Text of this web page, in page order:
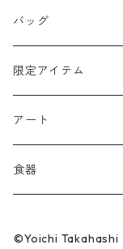
マスク
ビーニー / キャップ
日向小次郎
カール・ハインツ・
肖俊光
飛翔
缶バッジ
カーシェード
フォームローラー
こけし
UDF
POP UP PARADE
手ぬぐい
タオル
バッグ
限定アイテム
アート
エアーアクリル
食器
©Yoichi Takahashi